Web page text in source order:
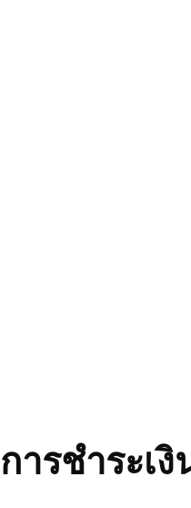
การชำระเ